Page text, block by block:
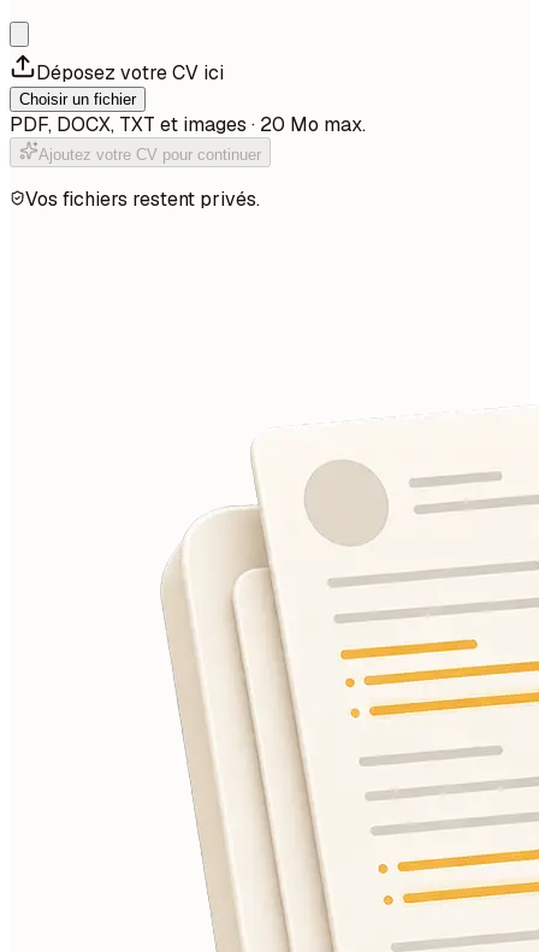
Déposez votre CV ici
Choisir un fichier
PDF, DOCX, TXT et images · 20 Mo max.
Ajoutez votre CV pour continuer
Vos fichiers restent privés.